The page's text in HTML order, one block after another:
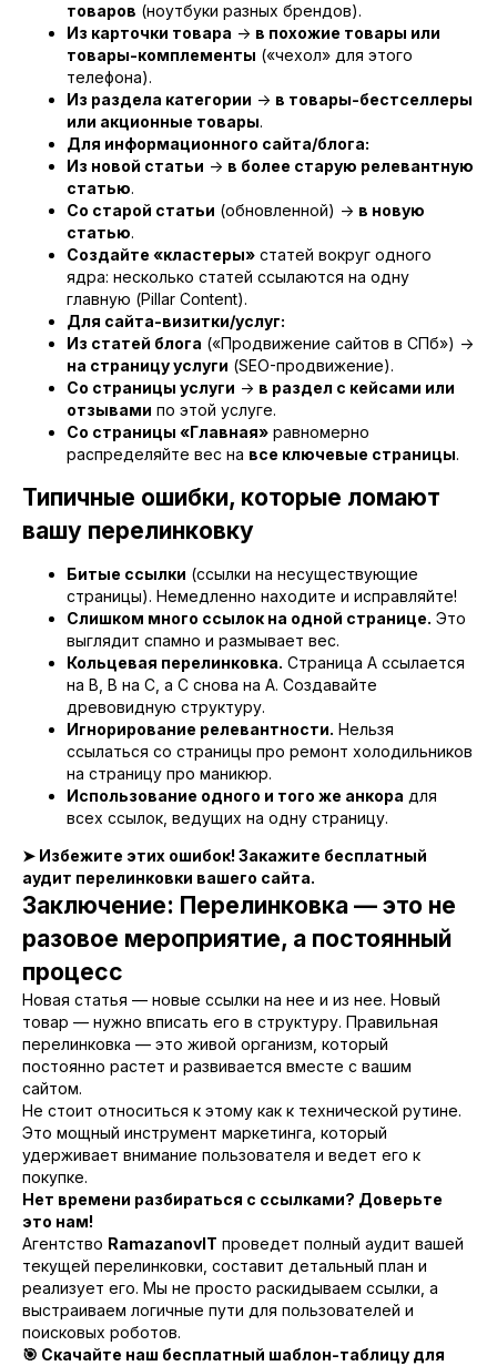
товаров (ноутбуки разных брендов).
Из карточки товара -> в похожие товары или
товары-комплементы («чехол» для этого
телефона).
Из раздела категории -> в товары-бестселлеры
или акционные товары.
Для информационного сайта/блога:
Из новой статьи -> в более старую релевантную
статью.
Со старой статьи (обновленной) -> в новую
статью.
Создайте «кластеры» статей вокруг одного
ядра: несколько статей ссылаются на одну
главную (Pillar Content).
Для сайта-визитки/услуг:
Из статей блога («Продвижение сайтов в СПб») ->
на страницу услуги (SEO-продвижение).
Со страницы услуги -> в раздел с кейсами или
отзывами по этой услуге.
Со страницы «Главная» равномерно
распределяйте вес на все ключевые страницы.
Типичные ошибки, которые ломают
вашу перелинковку
Битые ссылки (ссылки на несуществующие
страницы). Немедленно находите и исправляйте!
Слишком много ссылок на одной странице. Это
выглядит спамно и размывает вес.
Кольцевая перелинковка. Страница A ссылается
на B, B на C, а C снова на A. Создавайте
древовидную структуру.
Игнорирование релевантности. Нельзя
ссылаться со страницы про ремонт холодильников
на страницу про маникюр.
Использование одного и того же анкора для
всех ссылок, ведущих на одну страницу.
➤ Избежите этих ошибок! Закажите бесплатный
аудит перелинковки вашего сайта.
Заключение: Перелинковка — это не
разовое мероприятие, а постоянный
процесс
Новая статья — новые ссылки на нее и из нее. Новый
товар — нужно вписать его в структуру. Правильная
перелинковка — это живой организм, который
постоянно растет и развивается вместе с вашим
сайтом.
Не стоит относиться к этому как к технической рутине.
Это мощный инструмент маркетинга, который
удерживает внимание пользователя и ведет его к
покупке.
Нет времени разбираться с ссылками? Доверьте
это нам!
Агентство RamazanovIT проведет полный аудит вашей
текущей перелинковки, составит детальный план и
реализует его. Мы не просто раскидываем ссылки, а
выстраиваем логичные пути для пользователей и
поисковых роботов.
🎯 Скачайте наш бесплатный шаблон-таблицу для
ПОЛУЧИТЕ ПОТОК КЛИЕНТОВ
УЖЕ ЧЕРЕЗ НЕДЕЛЮ ПОСЛЕ
ЗАПУСКА РЕКЛАМЫ
Цены от 25 000 рублей в месяц. Все
фиксируется в договоре. Никаких
скрытых платежей! Вы знаете, за что
платите, и получаете медиаплан с
прогнозом лидов.
ОСТАВЬТЕ ЗАЯВКУ, И МЫ
СВЯЖЕМСЯ С ВАМИ
определим с чего начать и ответим
+7
Даю согласие на обработку
персональных данныхи согласенс
политикой конфиденциальности
Консультация